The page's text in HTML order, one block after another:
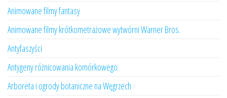
Animowane filmy fantasy
Animowane filmy krótkometrażowe wytwórni Warner Bros.
Antyfaszyści
Antygeny różnicowania komórkowego
Arboreta i ogrody botaniczne na Węgrzech